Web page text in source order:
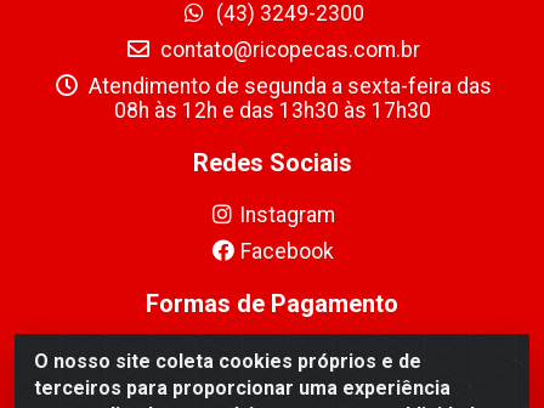
O nosso site coleta cookies próprios e de
terceiros para proporcionar uma experiência
(43) 3249-2300
contato@ricopecas.com.br
Atendimento de segunda a sexta-feira das
08h às 12h e das 13h30 às 17h30
Redes Sociais
Instagram
Facebook
Formas de Pagamento